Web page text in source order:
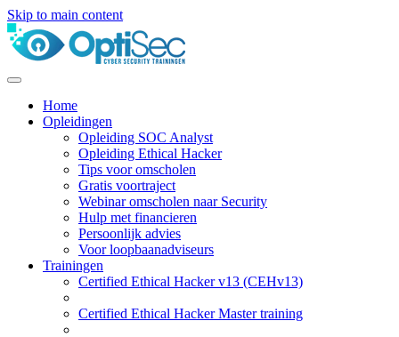
Skip to main content
Home
Opleidingen
Opleiding SOC Analyst
Opleiding Ethical Hacker
Tips voor omscholen
Gratis voortraject
Webinar omscholen naar Security
Hulp met financieren
Persoonlijk advies
Voor loopbaanadviseurs
Trainingen
Certified Ethical Hacker v13 (CEHv13)
Certified Ethical Hacker Master training